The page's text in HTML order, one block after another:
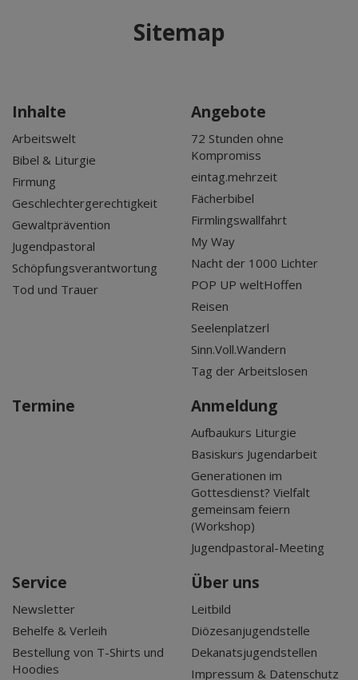
Sitemap
Inhalte
Arbeitswelt
Bibel & Liturgie
Firmung
Geschlechtergerechtigkeit
Gewaltprävention
Jugendpastoral
Schöpfungsverantwortung
Tod und Trauer
Angebote
72 Stunden ohne
Kompromiss
eintag.mehrzeit
Fächerbibel
Firmlingswallfahrt
My Way
Nacht der 1000 Lichter
POP UP weltHoffen
Reisen
Seelenplatzerl
Sinn.Voll.Wandern
Tag der Arbeitslosen
Termine Anmeldung
Aufbaukurs Liturgie
Basiskurs Jugendarbeit
Generationen im
Gottesdienst? Vielfalt
gemeinsam feiern
(Workshop)
Jugendpastoral-Meeting
Service
Newsletter
Behelfe & Verleih
Bestellung von T-Shirts und
Hoodies
Über uns
Leitbild
Diözesanjugendstelle
Dekanatsjugendstellen
Impressum & Datenschutz